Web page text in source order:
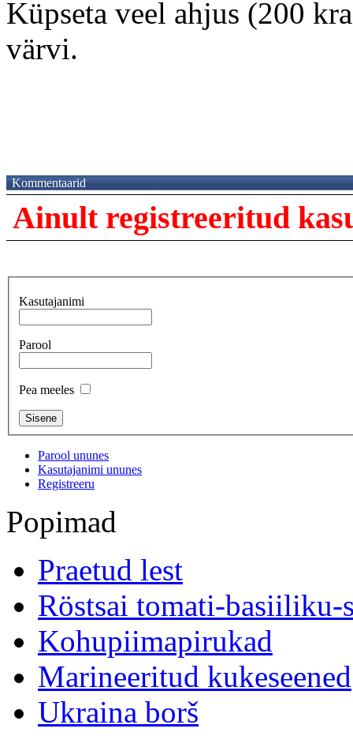
Küpseta veel ahjus (200
värvi.
Kommentaarid
Ainult registreeritud
Kasutajanimi
Parool
Pea meeles
Parool ununes
Kasutajanimi ununes
Registreeru
Popimad
Praetud lest
Röstsai tomati-basiiliku-
Kohupiimapirukad
Marineeritud kukeseened
Ukraina borš